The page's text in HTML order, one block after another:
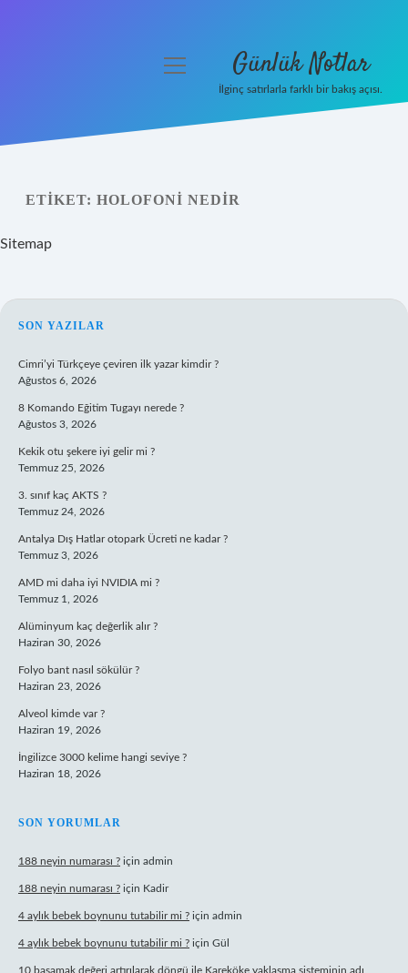
Yasal Uyarı
Hakkımızda
menüyü
Günlük Notlar
İlginç satırlarla farklı bir bakış açısı.
ETIKET: HOLOFONI NEDIR
Sitemap
SIDEBAR
SON YAZILAR
Cimri’yi Türkçeye çeviren ilk yazar kimdir ?
Ağustos 6, 2026
8 Komando Eğitim Tugayı nerede ?
Ağustos 3, 2026
Kekik otu şekere iyi gelir mi ?
Temmuz 25, 2026
3. sınıf kaç AKTS ?
Temmuz 24, 2026
Antalya Dış Hatlar otopark Ücreti ne kadar ?
Temmuz 3, 2026
AMD mi daha iyi NVIDIA mi ?
Temmuz 1, 2026
Alüminyum kaç değerlik alır ?
Haziran 30, 2026
Folyo bant nasıl sökülür ?
Haziran 23, 2026
Alveol kimde var ?
Haziran 19, 2026
İngilizce 3000 kelime hangi seviye ?
Haziran 18, 2026
SON YORUMLAR
188 neyin numarası ? için admin
188 neyin numarası ? için Kadir
4 aylık bebek boynunu tutabilir mi ? için admin
4 aylık bebek boynunu tutabilir mi ? için Gül
10 basamak değeri artırılarak döngü ile Kareköke yaklaşma sisteminin adı